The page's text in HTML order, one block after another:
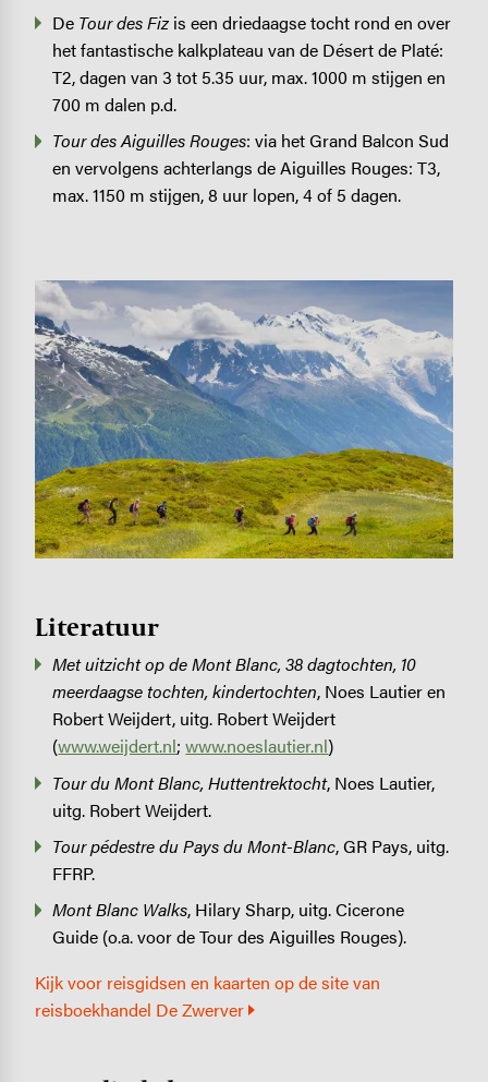
De Tour des Fiz is een driedaagse tocht rond en over
het fantastische kalkplateau van de Désert de Platé:
T2, dagen van 3 tot 5.35 uur, max. 1000 m stijgen en
700 m dalen p.d.
Tour des Aiguilles Rouges: via het Grand Balcon Sud
en vervolgens achterlangs de Aiguilles Rouges: T3,
max. 1150 m stijgen, 8 uur lopen, 4 of 5 dagen.
Image
Literatuur
Met uitzicht op de Mont Blanc, 38 dagtochten, 10
meerdaagse tochten, kindertochten, Noes Lautier en
Robert Weijdert, uitg. Robert Weijdert
(www.weijdert.nl;www.noeslautier.nl)
Tour du Mont Blanc, Huttentrektocht, Noes Lautier,
uitg. Robert Weijdert.
Tour pédestre du Pays du Mont-Blanc, GR Pays, uitg.
FFRP.
Mont Blanc Walks, Hilary Sharp, uitg. Cicerone
Guide (o.a. voor de Tour des Aiguilles Rouges).
Kijk voor reisgidsen en kaarten op de site van
reisboekhandel De Zwerver